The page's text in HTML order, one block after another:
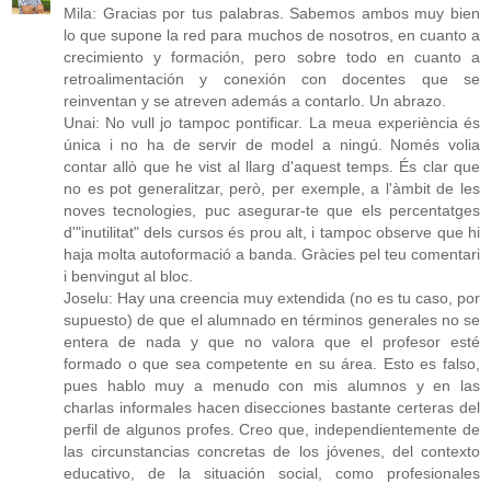
Mila: Gracias por tus palabras. Sabemos ambos muy bien
lo que supone la red para muchos de nosotros, en cuanto a
crecimiento y formación, pero sobre todo en cuanto a
retroalimentación y conexión con docentes que se
reinventan y se atreven además a contarlo. Un abrazo.
Unai: No vull jo tampoc pontificar. La meua experiència és
única i no ha de servir de model a ningú. Només volia
contar allò que he vist al llarg d'aquest temps. És clar que
no es pot generalitzar, però, per exemple, a l'àmbit de les
noves tecnologies, puc asegurar-te que els percentatges
d'"inutilitat" dels cursos és prou alt, i tampoc observe que hi
haja molta autoformació a banda. Gràcies pel teu comentari
i benvingut al bloc.
Joselu: Hay una creencia muy extendida (no es tu caso, por
supuesto) de que el alumnado en términos generales no se
entera de nada y que no valora que el profesor esté
formado o que sea competente en su área. Esto es falso,
pues hablo muy a menudo con mis alumnos y en las
charlas informales hacen disecciones bastante certeras del
perfil de algunos profes. Creo que, independientemente de
las circunstancias concretas de los jóvenes, del contexto
educativo, de la situación social, como profesionales